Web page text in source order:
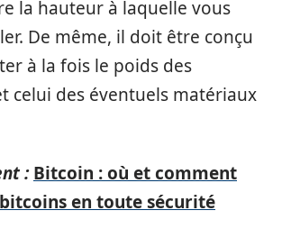
la hauteur à laquelle vous
De même, il doit être conçu
à la fois le poids des
celui des éventuels matériaux
: Bitcoin : où et comment
en toute sécurité